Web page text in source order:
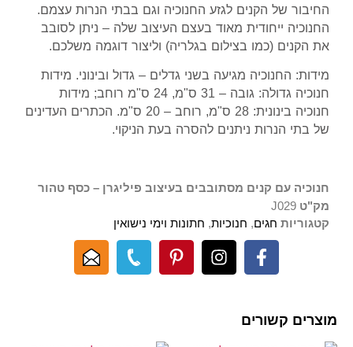
החיבור של הקנים לגזע החנוכיה וגם בבתי הנרות עצמם.
החנוכיה ייחודית מאוד בעצם העיצוב שלה – ניתן לסובב
את הקנים (כמו בצילום בגלריה) וליצור דוגמה משלכם.
מידות: החנוכיה מגיעה בשני גדלים – גדול ובינוני. מידות
חנוכיה גדולה: גובה – 31 ס"מ, 24 ס"מ רוחב; מידות
חנוכיה בינונית: 28 ס"מ, רוחב – 20 ס"מ. הכתרים העדינים
של בתי הנרות ניתנים להסרה בעת הניקוי.
חנוכיה עם קנים מסתובבים בעיצוב פיליגרן – כסף טהור
מק"ט J029
קטגוריות חגים, חנוכיות, חתונות וימי נישואין
מוצרים קשורים